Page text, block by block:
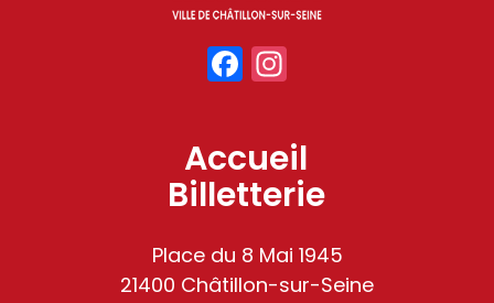
Facebook
Accueil
Billetterie
Place du 8 Mai 1945
21400 Châtillon-sur-Seine